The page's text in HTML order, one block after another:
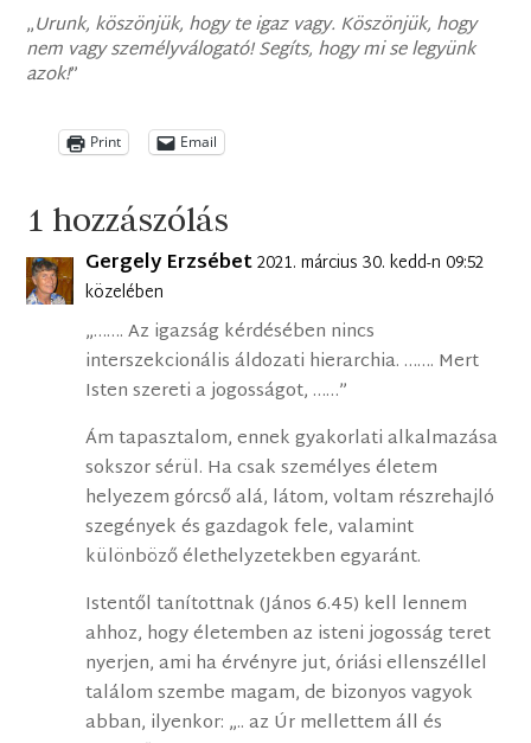
„Urunk, köszönjük, hogy te igaz vagy. Köszönjük, hogy
nem vagy személyválogató! Segíts, hogy mi se legyünk
azok!”
Print Email
1 hozzászólás
Gergely Erzsébet2021. március 30. kedd-n 09:52
közelében
„……. Az igazság kérdésében nincs
interszekcionális áldozati hierarchia. ……. Mert
Isten szereti a jogosságot, ……”
Ám tapasztalom, ennek gyakorlati alkalmazása
sokszor sérül. Ha csak személyes életem
helyezem górcső alá, látom, voltam részrehajló
szegények és gazdagok fele, valamint
különböző élethelyzetekben egyaránt.
Istentől tanítottnak (János 6.45) kell lennem
ahhoz, hogy életemben az isteni jogosság teret
nyerjen, ami ha érvényre jut, óriási ellenszéllel
találom szembe magam, de bizonyos vagyok
abban, ilyenkor: „.. az Úr mellettem áll és